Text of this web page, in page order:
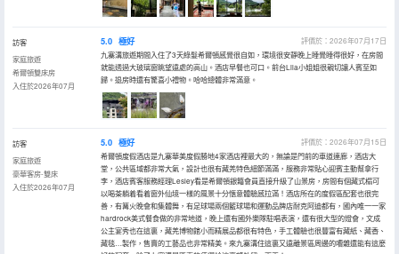
訪客
家庭旅遊
希爾頓雙床房
入住於2026年07月
5.0 極好
評價於：2026年07月17日
九寨溝旅遊期間入住了3天綠髮希爾頓感覺很自如，環境很安靜晚上睡覺睡得很好，在房間
就能透過大玻璃窗眺望遠處的高山。酒店早餐也可口。前台Lila小姐姐很親切讓人賓至如
歸。退房時還有驚喜小禮物。哈哈總體非常滿意。
訪客
家庭旅遊
豪華客房-雙床
入住於2026年07月
5.0 極好
評價於：2026年07月15日
希爾頓度假酒店是九寨華美度假勝地4家酒店裡最大的，無論是門前的車道連廊，酒店大
堂，公共區域都非常大氣，設計也很有藏羌特色細節滿滿，服務非常貼心迎賓主動幫拿行
李，酒店賓客服務經理Lesley看是希爾頓銀籍會員直接升級了山景房，房間有個藏式榻可
以喝茶躺着看着窗外仙境一樣的風景十分愜意體驗感拉滿！酒店所在的度假區配套也很完
善，有篝火晚會和集體舞，有足球場兩個籃球場和運動品牌店耐克阿迪都有，國內唯一一家
hardrock美式餐食做的非常地道，晚上還有國外樂隊駐唱表演，還有很大型的燈會，文成
公主宴秀也在這裏，藏羌博物館小而精展品都很有特色，手工體驗也很豐富有藏紙、藏香、
藏毯…製作，售賣的工藝品也非常精美。來九寨溝住這裏又遠離景區周邊的嘈雜還能有這麼